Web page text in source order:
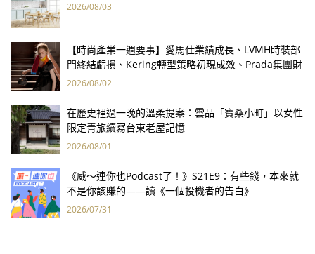
2026/08/03
【時尚產業一週要事】愛馬仕業績成長、LVMH時裝部
門終結虧損、Kering轉型策略初現成效、Prada集團財
報亮眼
2026/08/02
在歷史裡過一晚的溫柔提案：雲品「寶桑小町」以女性
限定青旅續寫台東老屋記憶
2026/08/01
《威～連你也Podcast了！》S21E9：有些錢，本來就
不是你該賺的——讀《一個投機者的告白》
2026/07/31